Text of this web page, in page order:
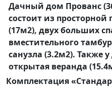
Дачный дом Прованс
состоит из
(17м2), двух больших
вместительного
санузла (3.2м2). Также
открытая веранда
Комплектация